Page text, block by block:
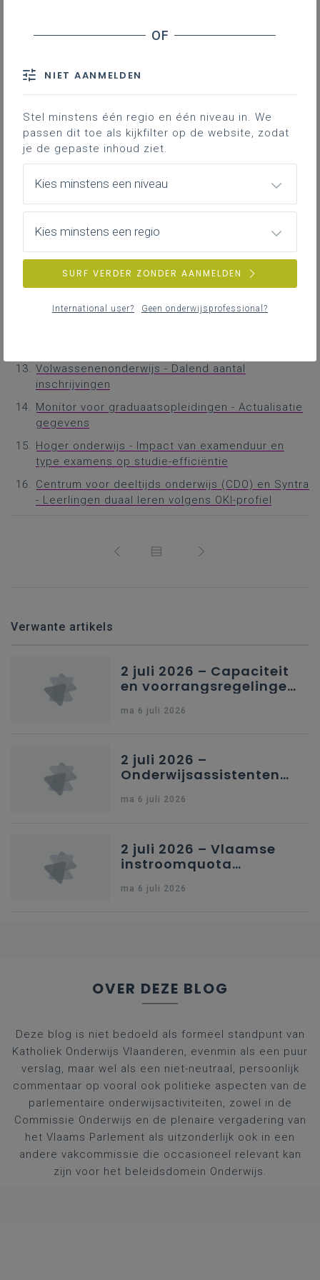
Zomerscholen Vlaams-Brabant - Evolutie en
Nederlandstalig onderwijs in Brussel -
Samenwerking met de Vlaamse
Gemeenschapscommissie
Expertenwerkgroep gegevensbescherming in
Gegevensbeschermingseffectbeoordelingen
Hoger onderwijs - Gevolgen harde knip
Gemeenschapsinstellingen - Extern onderwijs
Gelijke onderwijskansen - Actualisatie en betere
Volwassenenonderwijs - Dalend aantal
inschrijvingen
Monitor voor graduaatsopleidingen - Actualisatie
gegevens
Hoger onderwijs - Impact van examenduur en
type examens op studie-efficiëntie
Centrum voor deeltijds onderwijs (CDO) en Syntra
- Leerlingen duaal leren volgens OKI-profiel
Verwante artikels
2 juli 2026 – Capaciteit
en voorrangsregelingen
secundair onderwijs in
ma 6 juli 2026
2 juli 2026 –
Onderwijsassistenten
kleuteronderwijs
ma 6 juli 2026
2 juli 2026 – Vlaamse
instroomquota
federale RIZIV-
ma 6 juli 2026
OVER DEZE BLOG
Deze blog is niet bedoeld als formeel standpunt van
Katholiek Onderwijs Vlaanderen, evenmin als een puur
verslag, maar wel als een niet-neutraal, persoonlijk
commentaar op vooral ook politieke aspecten van de
parlementaire onderwijsactiviteiten, zowel in de
Commissie Onderwijs en de plenaire vergadering van
het Vlaams Parlement als uitzonderlijk ook in een
andere vakcommissie die occasioneel relevant kan
zijn voor het beleidsdomein Onderwijs.
NIET AANMELDEN
Stel minstens één regio en één niveau in. We
passen dit toe als kijkfilter op de website, zodat
je de gepaste inhoud ziet.
Kies minstens een niveau
Kies minstens een regio
SURF VERDER ZONDER AANMELDEN
International user? Geen onderwijsprofessional?